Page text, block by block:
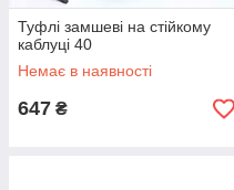
Туфлі замшеві на стійкому
каблуці 40
Немає в наявності
647 ₴